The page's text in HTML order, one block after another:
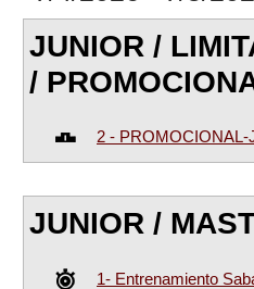
JUNIOR /
/
2 - PROMOCIONAL-
JUNIOR /
1- Entrenamiento